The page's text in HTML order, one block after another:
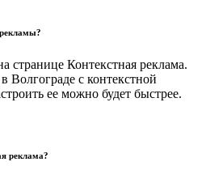
рекламы?
странице Контекстная реклама.
Волгограде с контекстной
ее можно будет быстрее.
реклама?